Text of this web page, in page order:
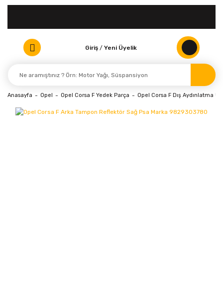
Giriş / Yeni Üyelik
Anasayfa Opel Opel Corsa F Yedek Parça Opel Corsa F Dış Aydınlatma